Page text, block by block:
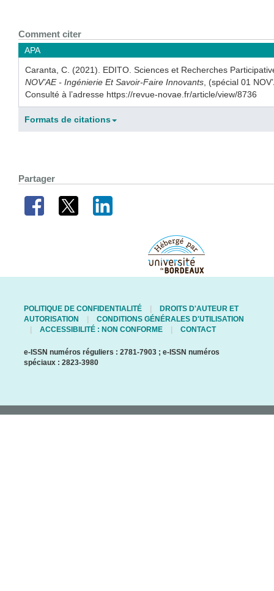
Comment citer
APA
Caranta, C. (2021). EDITO. Sciences et Recherches
NOV’AE - Ingénierie Et Savoir-Faire Innovants, (spécial 01
Consulté à l’adresse https://revue-novae.fr/article/view/8736
Formats de citations
Partager
POLITIQUE DE CONFIDENTIALITÉ
DROITS D'AUTEUR ET
AUTORISATION
CONDITIONS GÉNÉRALES D'UTILISATION
ACCESSIBILITÉ : NON CONFORME
CONTACT
e-ISSN numéros réguliers : 2781-7903 ; e-ISSN numéros
spéciaux : 2823-3980